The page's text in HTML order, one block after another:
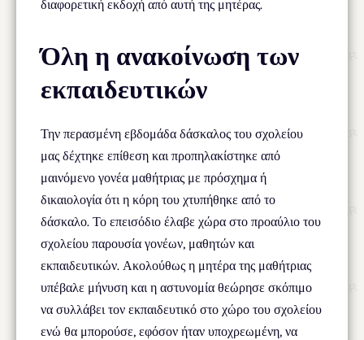
διαφορετική εκδοχή από αυτή της μητέρας.
Όλη η ανακοίνωση των
εκπαιδευτικών
Την περασμένη εβδομάδα δάσκαλος του σχολείου
μας δέχτηκε επίθεση και προπηλακίστηκε από
μαινόμενο γονέα μαθήτριας με πρόσχημα ή
δικαιολογία ότι η κόρη του χτυπήθηκε από το
δάσκαλο. Το επεισόδιο έλαβε χώρα στο προαύλιο του
σχολείου παρουσία γονέων, μαθητών και
εκπαιδευτικών. Ακολούθως η μητέρα της μαθήτριας
υπέβαλε μήνυση και η αστυνομία θεώρησε σκόπιμο
να συλλάβει τον εκπαιδευτικό στο χώρο του σχολείου
ενώ θα μπορούσε, εφόσον ήταν υποχρεωμένη, να